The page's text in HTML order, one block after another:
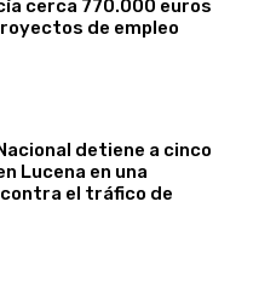
cerca 770.000 euros
de empleo
detiene a cinco
Lucena en una
el tráfico de